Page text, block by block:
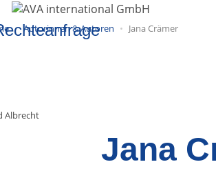
Autorinnen & Autoren Jana Crämer
Albrecht
Jana